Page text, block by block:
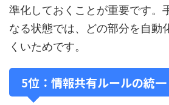
準化しておくことが重要です。
なる状態では、どの部分を自動
くいためです。
5位：情報共有ルールの統一